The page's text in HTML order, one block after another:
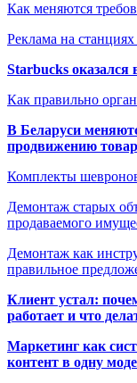
Как меняются
Реклама на
Starbucks оказался
Как правильно
В Беларуси
продвижению
Комплекты
Демонтаж старых
продаваемого
Демонтаж как
правильное
Клиент устал:
работает и что
Маркетинг как
контент в одну